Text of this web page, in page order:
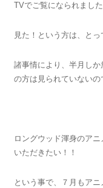
TVでご覧になられまし
見た！という方は、とっ
諸事情により、半月し
の方は見られていないの
ロングウッド渾身のア
いただきたい！！
という事で、７月もアニ